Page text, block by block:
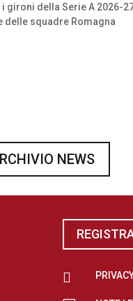
gironi della Serie A 2026-
delle squadre Romagna
NEWS
